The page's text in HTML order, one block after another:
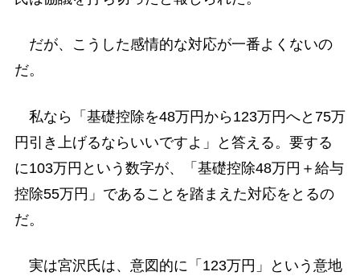
だが、こうした感情的な対応が一番よくないの
だ。
私なら「基礎控除を48万円から123万円へと75万
円引き上げるならいいですよ」と答える。要する
に103万円という数字が、「基礎控除48万円＋給与
控除55万円」であることを踏まえた対応をとるの
だ。
実は宮沢氏は、意図的に「123万円」という意地